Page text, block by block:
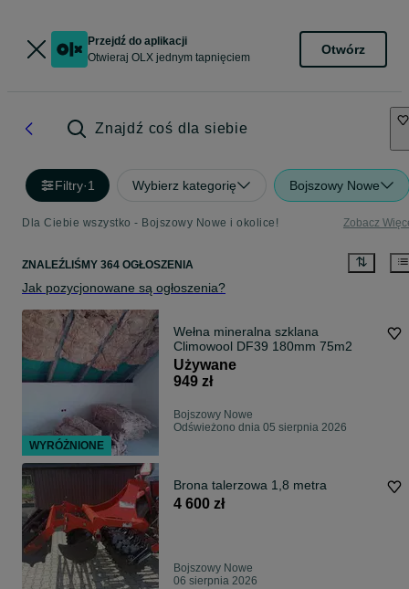
Przejdź do aplikacji
Otwieraj OLX jednym tapnięciem
Otwórz
Znajdź coś dla siebie
Filtry·1 Wybierz kategorię Bojszowy Nowe
Dla Ciebie wszystko - Bojszowy Nowe i okolice! Zobacz
ZNALEŹLIŚMY 364 OGŁOSZENIA
Jak pozycjonowane są ogłoszenia?
Wełna mineralna szklana
Climowool DF39 180mm 75m2
Używane
949 zł
Bojszowy Nowe
Odświeżono dnia 05 sierpnia 2026
Brona talerzowa 1,8 metra
4 600 zł
Bojszowy Nowe
06 sierpnia 2026
WYRÓŻNIONE